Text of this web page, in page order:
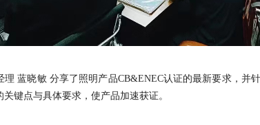
理 蓝晓敏 分享了照明产品CB&ENEC认证的最新要求，并
键点与具体要求，使产品加速获证。